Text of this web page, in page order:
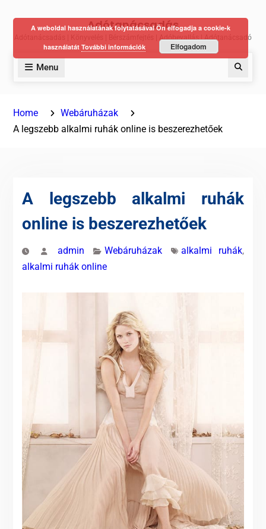
Adótanácsadás
Adótanácsadás | Könyvelés | Bérszámfejtés | Adóbevallás | Adótanácsadó
Menu
Home
Webáruházak
A legszebb alkalmi ruhák online is beszerezhetőek
A legszebb alkalmi ruhák
online is beszerezhetőek
admin Webáruházak alkalmi ruhák,
alkalmi ruhák online
A weboldal használatának folytatásával Ön elfogadja a cookie-k
használatát További információk Elfogadom